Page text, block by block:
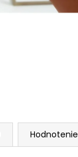
Hodnotenie